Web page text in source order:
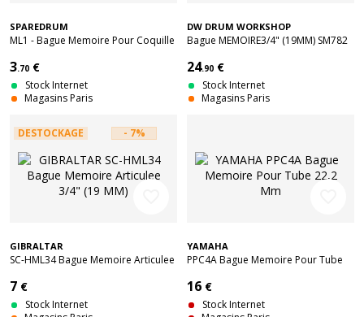
SPAREDRUM
ML1 - Bague Memoire Pour Coquille
3.70 €
Stock Internet
Magasins Paris
DW DRUM WORKSHOP
Bague MEMOIRE3/4" (19MM) SM782
24.90 €
Stock Internet
Magasins Paris
DESTOCKAGE - 7%
GIBRALTAR
SC-HML34 Bague Memoire Articulee
7 €
Stock Internet
YAMAHA
PPC4A Bague Memoire Pour Tube
16 €
Stock Internet